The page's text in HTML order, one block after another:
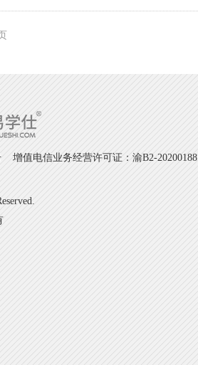
增值电信业务经营许可证：渝B2-20200188